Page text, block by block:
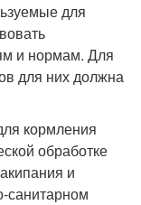
для
и нормам. Для
для них должна
кормления
обработке
и
санитарном